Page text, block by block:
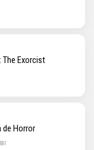
The Exorcist
de Horror